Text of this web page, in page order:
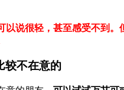
以说很轻，甚至感受不到。
较不在意的